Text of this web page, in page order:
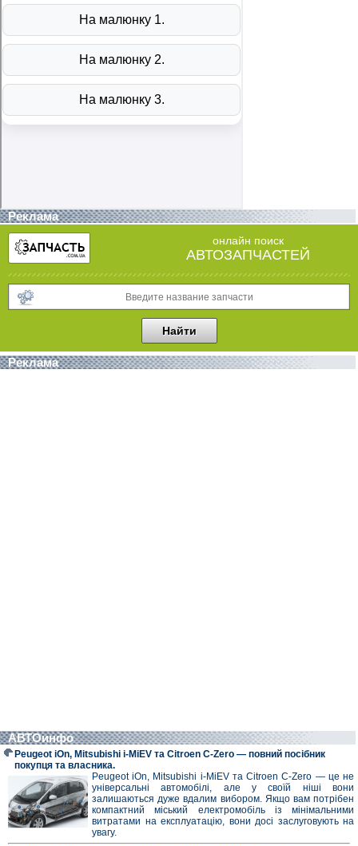
Реклама
онлайн поиск
АВТОЗАПЧАСТЕЙ
Реклама
АВТОинфо
Peugeot iOn, Mitsubishi i-MiEV та Citroen C-Zero — повний посібник
покупця та власника.
Peugeot iOn, Mitsubishi i-MiEV та Citroen C-Zero — це не
універсальні автомобілі, але у своїй ніші вони
залишаються дуже вдалим вибором. Якщо вам потрібен
компактний міський електромобіль із мінімальними
витратами на експлуатацію, вони досі заслуговують на
увагу.